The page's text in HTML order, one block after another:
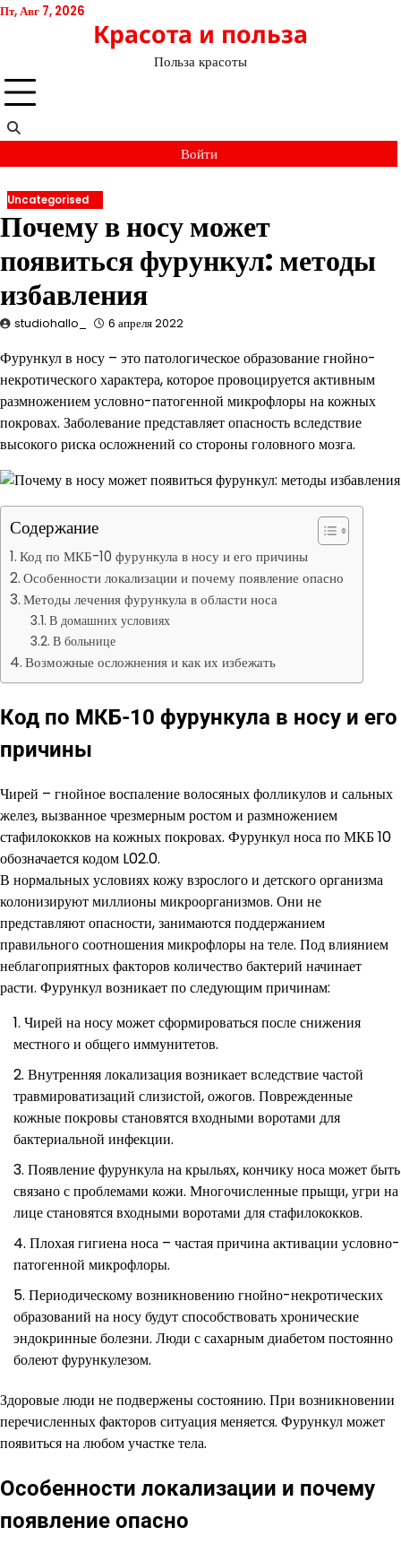
Перейти
Пт, Авг 7, 2026
Красота и польза
Польза красоты
Войти
Uncategorised
Почему в носу может
появиться фурункул: методы
избавления
studiohallo_ 6 апреля 2022
Фурункул в носу – это патологическое образование гнойно-
некротического характера, которое провоцируется активным
размножением условно-патогенной микрофлоры на кожных
покровах. Заболевание представляет опасность вследствие
высокого риска осложнений со стороны головного мозга.
Содержание
Код по МКБ-10 фурункула в носу и его причины
Особенности локализации и почему появление опасно
Методы лечения фурункула в области носа
В домашних условиях
В больнице
Возможные осложнения и как их избежать
Код по МКБ-10 фурункула в носу и его
причины
Чирей – гнойное воспаление волосяных фолликулов и сальных
желез, вызванное чрезмерным ростом и размножением
стафилококков на кожных покровах. Фурункул носа по МКБ 10
обозначается кодом L02.0.
В нормальных условиях кожу взрослого и детского организма
колонизируют миллионы микроорганизмов. Они не
представляют опасности, занимаются поддержанием
правильного соотношения микрофлоры на теле. Под влиянием
неблагоприятных факторов количество бактерий начинает
расти. Фурункул возникает по следующим причинам:
Чирей на носу может сформироваться после снижения
местного и общего иммунитетов.
Внутренняя локализация возникает вследствие частой
травмироватизаций слизистой, ожогов. Поврежденные
кожные покровы становятся входными воротами для
бактериальной инфекции.
Появление фурункула на крыльях, кончику носа может быть
связано с проблемами кожи. Многочисленные прыщи, угри на
лице становятся входными воротами для стафилококков.
Плохая гигиена носа – частая причина активации условно-
патогенной микрофлоры.
Периодическому возникновению гнойно-некротических
образований на носу будут способствовать хронические
эндокринные болезни. Люди с сахарным диабетом постоянно
болеют фурункулезом.
Здоровые люди не подвержены состоянию. При возникновении
перечисленных факторов ситуация меняется. Фурункул может
появиться на любом участке тела.
Особенности локализации и почему
появление опасно